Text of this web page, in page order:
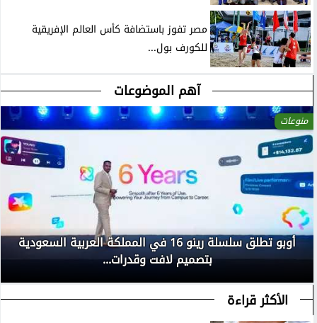
مصر تفوز باستضافة كأس العالم الإفريقية
للكورف بول...
آهم الموضوعات
منوعات
أوبو تطلق سلسلة رينو 16 في المملكة العربية السعودية
بتصميم لافت وقدرات...
الأكثر قراءة